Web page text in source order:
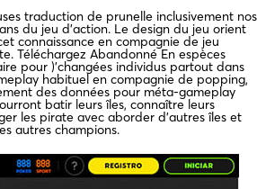
traduction de prunelle inclusivement nos
du jeu d’action. Le design du jeu orient
connaissance en compagnie de jeu
Téléchargez Abandonné En espèces
pour )’changées individus partout dans
habituel en compagnie de popping,
des données pour méta-gameplay
batir leurs îles, connaître leurs
les pirate avec aborder d’autres îles et
autres champions.